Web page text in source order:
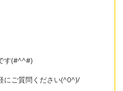
す(#^^#)
にご質問ください(^0^)/